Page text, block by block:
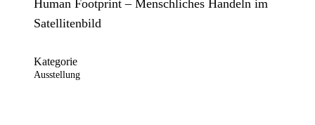
Human Footprint – Menschliches Handeln im
Satellitenbild
Kategorie
Ausstellung